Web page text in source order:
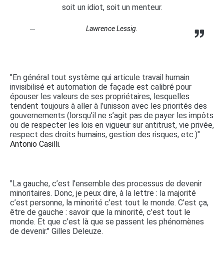
soit un idiot, soit un menteur.
Lawrence Lessig.
"En général tout système qui articule travail humain
invisibilisé et automation de façade est calibré pour
épouser les valeurs de ses propriétaires, lesquelles
tendent toujours à aller à l’unisson avec les priorités des
gouvernements (lorsqu’il ne s’agit pas de payer les impôts
ou de respecter les lois en vigueur sur antitrust, vie privée,
respect des droits humains, gestion des risques, etc.)"
Antonio Casilli.
"La gauche, c’est l’ensemble des processus de devenir
minoritaires. Donc, je peux dire, à la lettre : la majorité
c’est personne, la minorité c’est tout le monde. C’est ça,
être de gauche : savoir que la minorité, c’est tout le
monde. Et que c’est là que se passent les phénomènes
de devenir." Gilles Deleuze.